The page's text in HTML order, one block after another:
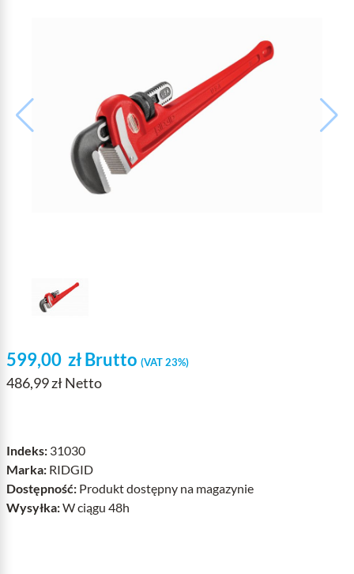
599,00 złBrutto (VAT 23%)
486,99 zł Netto
Indeks: 31030
Marka: RIDGID
Dostępność: Produkt dostępny na magazynie
Wysyłka:W ciągu 48h